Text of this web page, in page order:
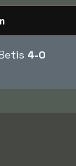
4-0